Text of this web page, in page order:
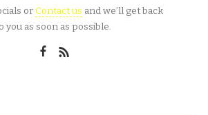
orContact us and we’ll get back
you as soon as possible.